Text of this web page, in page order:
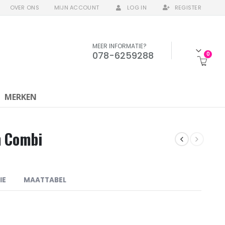
OVER ONS MIJN ACCOUNT LOG IN REGISTER
MEER INFORMATIE?
078-6259288 0
MERKEN
MAATTABEL